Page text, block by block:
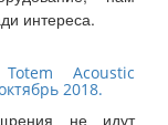
интереса.
Acoustic
2018.
не идут